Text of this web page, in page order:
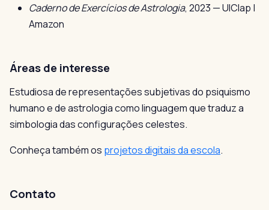
Caderno de Exercícios de Astrologia, 2023 — UIClap |
Amazon
Áreas de interesse
Estudiosa de representações subjetivas do psiquismo
humano e de astrologia como linguagem que traduz a
simbologia das configurações celestes.
Conheça também os projetos digitais da escola.
Contato